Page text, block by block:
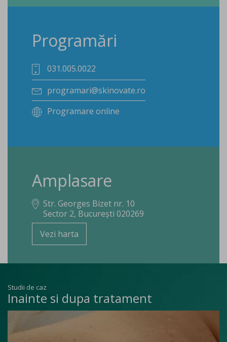
Programări
031.005.0022
programari@skinovate.ro
Programare online
Amplasare
Str. Georges Bizet nr. 10
Sector 2, București 020269
Vezi harta
Studii de caz
Inainte si dupa tratament